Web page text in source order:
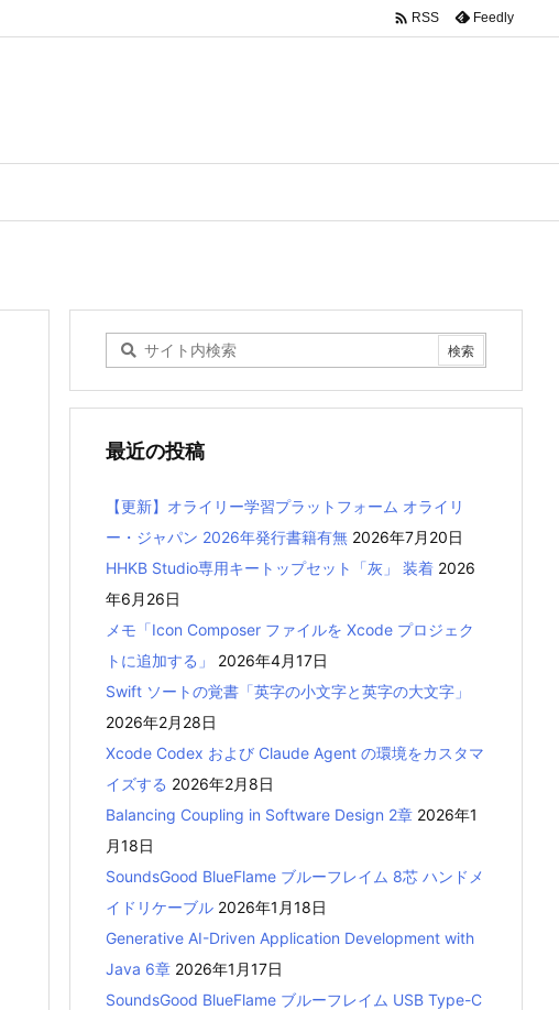
 RSS Feedly
最近の投稿
【更新】オライリー学習プラットフォーム オライリ
ー・ジャパン 2026年発行書籍有無 2026年7月20日
HHKB Studio専用キートップセット「灰」 装着 2026
年6月26日
メモ「Icon Composer ファイルを Xcode プロジェク
トに追加する」
2026年4月17日
Swift ソートの覚書「英字の小文字と英字の大文字」
2026年2月28日
Xcode Codex および Claude Agent の環境をカスタマ
イズする 2026年2月8日
Balancing Coupling in Software Design 2章 2026年1
月18日
SoundsGood BlueFlame ブルーフレイム 8芯 ハンドメ
イドリケーブル 2026年1月18日
Generative AI-Driven Application Development with
Java 6章 2026年1月17日
SoundsGood BlueFlame ブルーフレイム USB Type-C